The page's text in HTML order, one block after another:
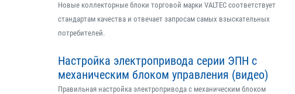
Новые коллекторные блоки торговой марки VALTEC соответствует
стандартам качества и отвечает запросам самых взыскательных
потребителей.
Настройка электропривода серии ЭПН с
механическим блоком управления (видео)
Правильная настройка электропривода с механическим блоком